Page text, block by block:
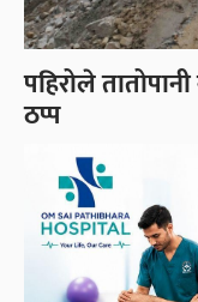
पहिरोले
ठप्प